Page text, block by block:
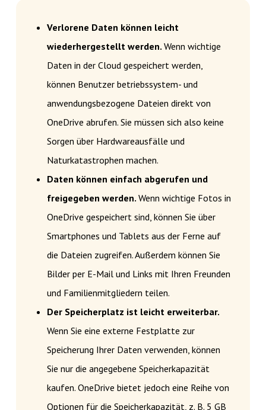
Verlorene Daten können leicht
wiederhergestellt werden. Wenn wichtige
Daten in der Cloud gespeichert werden,
können Benutzer betriebssystem- und
anwendungsbezogene Dateien direkt von
OneDrive abrufen. Sie müssen sich also keine
Sorgen über Hardwareausfälle und
Naturkatastrophen machen.
Daten können einfach abgerufen und
freigegeben werden. Wenn wichtige Fotos in
OneDrive gespeichert sind, können Sie über
Smartphones und Tablets aus der Ferne auf
die Dateien zugreifen. Außerdem können Sie
Bilder per E-Mail und Links mit Ihren Freunden
und Familienmitgliedern teilen.
Der Speicherplatz ist leicht erweiterbar.
Wenn Sie eine externe Festplatte zur
Speicherung Ihrer Daten verwenden, können
Sie nur die angegebene Speicherkapazität
kaufen. OneDrive bietet jedoch eine Reihe von
Optionen für die Speicherkapazität, z. B. 5 GB